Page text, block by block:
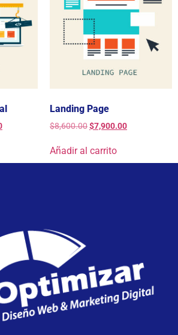
Landing Page
$8,600.00$7,900.00
Añadir al carrito